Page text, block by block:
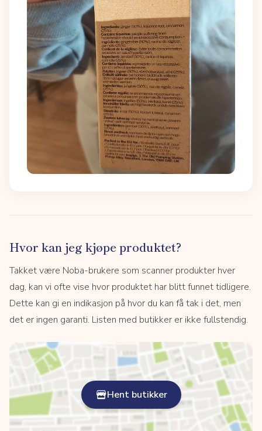
Hvor kan jeg kjøpe produktet?
Takket være Noba-brukere som scanner produkter hver
dag, kan vi ofte vise hvor produktet har blitt funnet tidligere.
Dette kan gi en indikasjon på hvor du kan få tak i det, men
det er ingen garanti. Listen med butikker er ikke fullstendig.
Hent butikker